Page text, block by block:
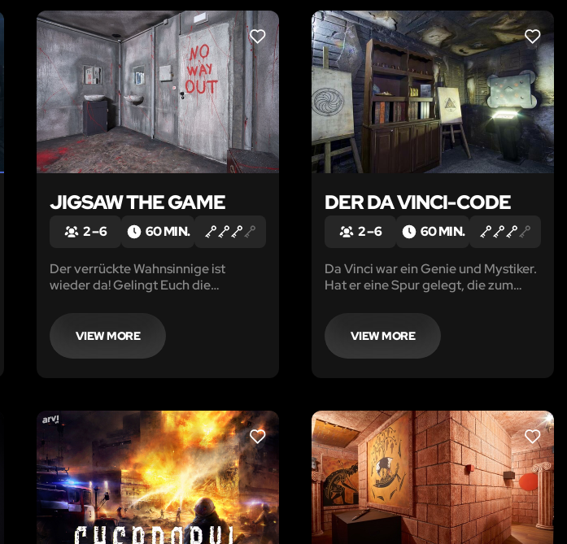
LIKE
JIGSAW THE GAME
2 – 6 60 MIN.
Der verrückte Wahnsinnige ist
wieder da! Gelingt Euch die
Dunkelheit? Gelingt Euch die Flucht?
VIEW MORE
LIKE
DER DA VINCI-CODE
2 – 6 60 MIN.
Da Vinci war ein Genie und Mystiker.
Hat er eine Spur gelegt, die zum
Hinweise, löse die Aufgaben und
dann kannst du den Code knacken.
VIEW MORE
LIKE LIKE